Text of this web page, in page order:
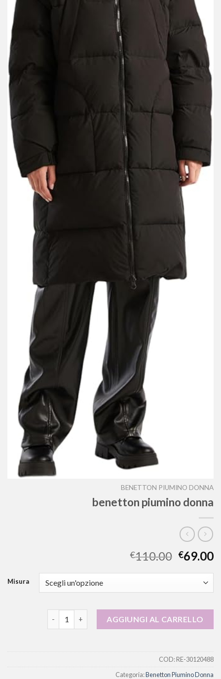
BENETTON PIUMINO DONNA
benetton piumino donna
€110.00 €69.00
Misura
AGGIUNGI AL CARRELLO
COD:RE-30120488
Categoria:Benetton Piumino Donna